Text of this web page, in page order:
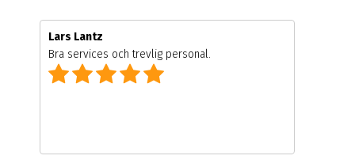
Lars Lantz
Bra services och trevlig personal.